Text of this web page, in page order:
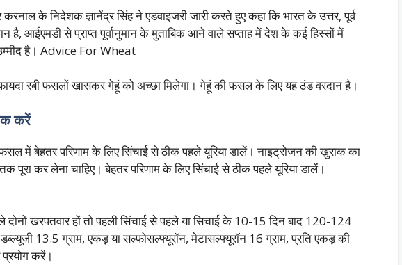
के निदेशक ज्ञानेंद्र सिंह ने एडवाइजरी जारी करते हुए कहा कि भारत के उत्तर, पूर्व
है, आईएमडी से प्राप्त पूर्वानुमान के मुताबिक आने वाले सप्ताह में देश के कई हिस्सों में
है। Advice For Wheat
रबी फसलों खासकर गेहूं को अच्छा मिलेगा। गेहूं की फसल के लिए यह ठंड वरदान है।
करें
में बेहतर परिणाम के लिए सिंचाई से ठीक पहले यूरिया डालें। नाइट्रोजन की खुराक का
पूरा कर लेना चाहिए। बेहतर परिणाम के लिए सिंचाई से ठीक पहले यूरिया डालें।
दोनों खरपतवार हों तो पहली सिंचाई से पहले या सिचाई के 10-15 दिन बाद 120-124
13.5 ग्राम, एकड़ या सल्फोसल्फ्यूरॉन, मेटासल्फ्यूरॉन 16 ग्राम, प्रति एकड़ की
करें।